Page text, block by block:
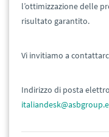
l’ottimizzazione delle
risultato garantito.
Vi invitiamo a
Indirizzo di posta